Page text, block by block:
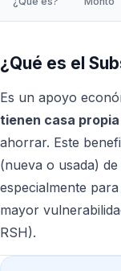
¿Qué es el
Es un apoyo
tienen casa propia
ahorrar. Este
(nueva o usada) de
especialmente
mayor
RSH).